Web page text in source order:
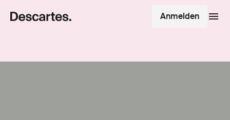
Anmelden